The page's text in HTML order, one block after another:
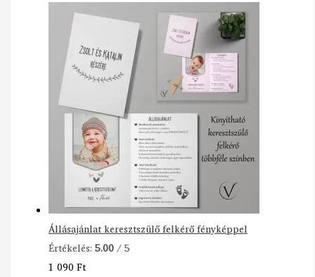
Állásajánlat keresztszülő felkérő fényképpel
Értékelés:5.00/ 5
1 090Ft